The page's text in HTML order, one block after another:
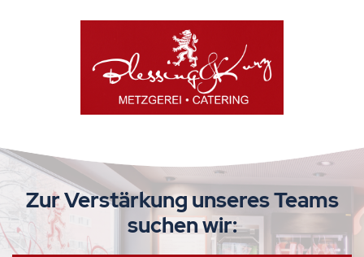
Zur Verstärkung unseres Teams
suchen wir: